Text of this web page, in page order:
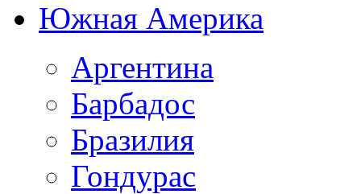
Южная Америка
Аргентина
Барбадос
Бразилия
Гондурас